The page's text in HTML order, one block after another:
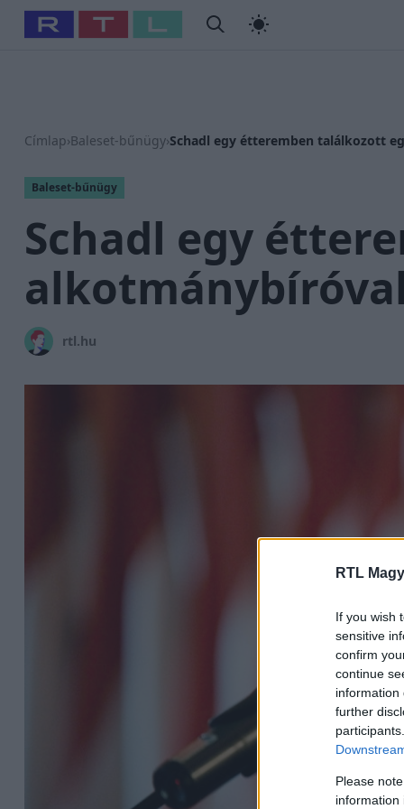
RTL
If you wish
sensitive
confirm
continue
information
further
Please
information
Babits Marcella #Szellő István #Most Wanted
Címlap›Baleset-bűnügy›Schadl egy étteremben találkozott
Baleset-bűnügy
Schadl egy
rtl.hu